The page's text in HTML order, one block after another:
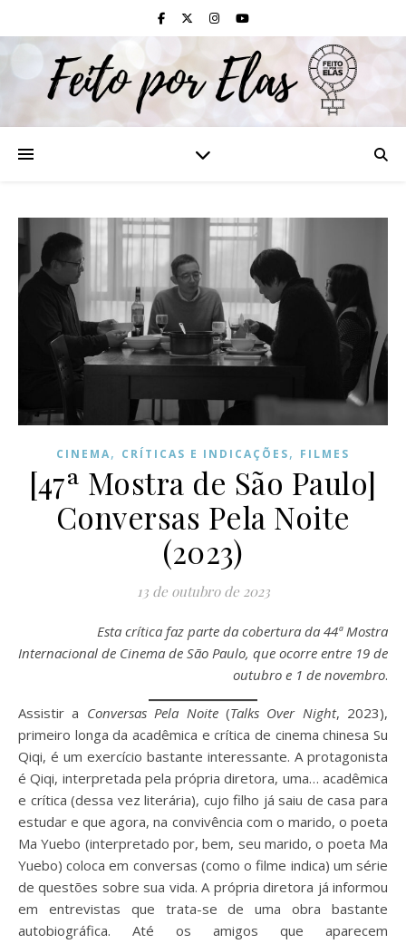
CINEMA, CRÍTICAS E INDICAÇÕES, FILMES
[47ª Mostra de São Paulo]
Conversas Pela Noite
(2023)
13 de outubro de 2023
Esta crítica faz parte da cobertura da 44ª Mostra
Internacional de Cinema de São Paulo, que ocorre entre 19 de
outubro e 1 de novembro.
Assistir a Conversas Pela Noite(Talks Over Night, 2023),
primeiro longa da acadêmica e crítica de cinema chinesa Su
Qiqi, é um exercício bastante interessante. A protagonista
é Qiqi, interpretada pela própria diretora, uma… acadêmica
e crítica (dessa vez literária), cujo filho já saiu de casa para
estudar e que agora, na convivência com o marido, o poeta
Ma Yuebo (interpretado por, bem, seu marido, o poeta Ma
Yuebo) coloca em conversas (como o filme indica) um série
de questões sobre sua vida. A própria diretora já informou
em entrevistas que trata-se de uma obra bastante
autobiográfica. Até os amigos que aparecem